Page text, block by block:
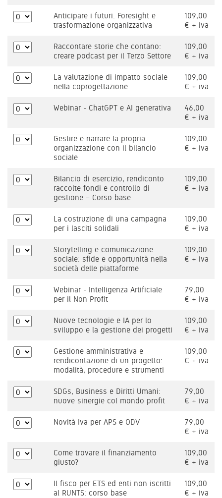
Anticipare i futuri. Foresight e
trasformazione organizzativa
109,00
€ + iva
Raccontare storie che contano:
creare podcast per il Terzo Settore
109,00
€ + iva
La valutazione di impatto sociale
nella coprogettazione
109,00
€ + iva
Webinar - ChatGPT e AI generativa
46,00
€ + iva
Gestire e narrare la propria
organizzazione con il bilancio
sociale
109,00
€ + iva
Bilancio di esercizio, rendiconto
raccolte fondi e controllo di
gestione – Corso base
109,00
€ + iva
La costruzione di una campagna
per i lasciti solidali
109,00
€ + iva
Storytelling e comunicazione
sociale: sfide e opportunità nella
società delle piattaforme
109,00
€ + iva
Webinar - Intelligenza Artificiale
per il Non Profit
79,00
€ + iva
Nuove tecnologie e IA per lo
sviluppo e la gestione dei progetti
109,00
€ + iva
Gestione amministrativa e
rendicontazione di un progetto:
modalità, procedure e strumenti
109,00
€ + iva
SDGs, Business e Diritti Umani:
nuove sinergie col mondo profit
79,00
€ + iva
Novità Iva per APS e ODV
79,00
€ + iva
Come trovare il finanziamento
giusto?
109,00
€ + iva
Il fisco per ETS ed enti non iscritti
al RUNTS: corso base
109,00
€ + iva